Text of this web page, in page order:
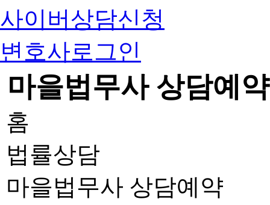
사이버상담신청
변호사로그인
마을법무사 상담예약
홈
법률상담
마을법무사 상담예약